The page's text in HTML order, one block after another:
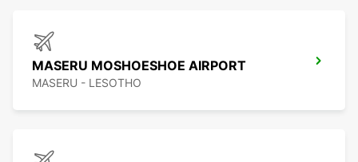
MASERU MOSHOESHOE AIRPORT
MASERU - LESOTHO